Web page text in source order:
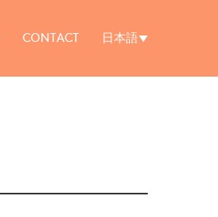
CONTACT 日本語